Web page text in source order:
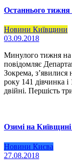
Останнього тижня
Новини Київщини
03.09.2018
Минулого тижня на
повідомляє
Зокрема, з’явилися
року 141 дівчинка
двійні. Першість
Озимі на Київщині
Новини Києва
27.08.2018